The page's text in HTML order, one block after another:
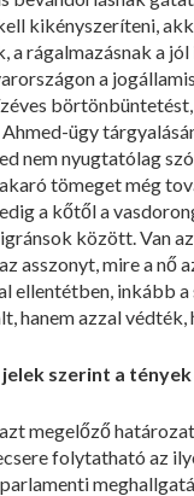
kikényszeríteni,
a rágalmazásnak a
a
ügy
nem nyugtatólag
tömeget még
a kőtől a
között. Van
asszonyt, mire a nő
ellentétben, inkább
hanem azzal
szerint a
megelőző
folytatható az